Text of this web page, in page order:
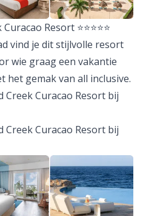
Resort ⭐️⭐️⭐️⭐️⭐️
vind je dit stijlvolle resort
wie graag een vakantie
het gemak van all inclusive.
Creek Curacao Resort bij
Creek Curacao Resort bij